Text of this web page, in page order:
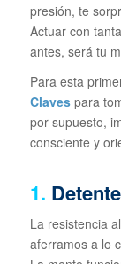
presión, te
Actuar con
antes, será tu
Para esta
Clavespara
por supuesto,
consciente y
1.
La resistencia
aferramos a lo